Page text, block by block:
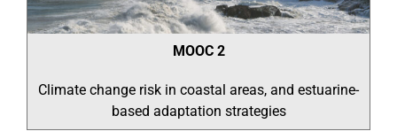
MOOC 2
Climate change risk in coastal areas, and estuarine-
based adaptation strategies